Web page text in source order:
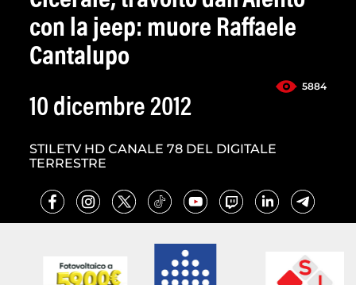
con la jeep: muore Raffaele
Cantalupo
5884
10 dicembre 2012
STILETV HD CANALE 78 DEL DIGITALE
TERRESTRE